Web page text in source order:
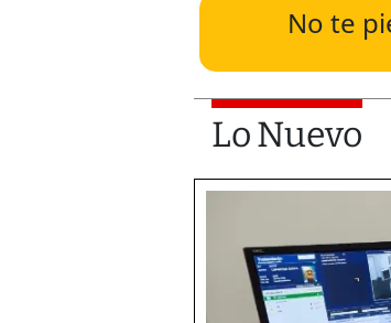
No te
Lo Nuevo